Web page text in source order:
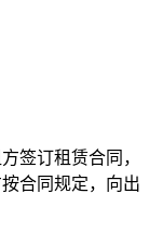
签订租赁合同，
合同规定，向出